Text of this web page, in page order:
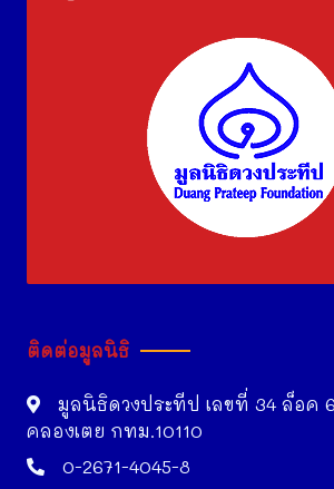
ติดต่อมูลนิธิ
มูลนิธิดวงประทีป เลขที่ 34 ล็อค
คลองเตย กทม.10110
0-2671-4045-8